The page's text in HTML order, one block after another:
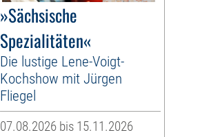
»Sächsische
Spezialitäten«
Die lustige Lene-Voigt-
Kochshow mit Jürgen
Fliegel
07.08.2026 bis 15.11.2026